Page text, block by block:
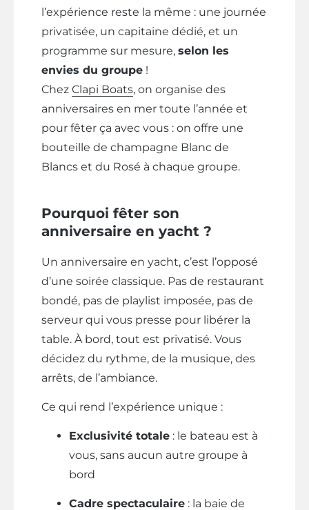
l’expérience reste la même : une journée
privatisée, un capitaine dédié, et un
programme sur mesure, selon les
envies du groupe !
Chez Clapi Boats, on organise des
anniversaires en mer toute l’année et
pour fêter ça avec vous : on offre une
bouteille de champagne Blanc de
Blancs et du Rosé à chaque groupe.
Pourquoi fêter son
anniversaire en yacht ?
Un anniversaire en yacht, c’est l’opposé
d’une soirée classique. Pas de restaurant
bondé, pas de playlist imposée, pas de
serveur qui vous presse pour libérer la
table. À bord, tout est privatisé. Vous
décidez du rythme, de la musique, des
arrêts, de l’ambiance.
Ce qui rend l’expérience unique :
Exclusivité totale : le bateau est à
vous, sans aucun autre groupe à
bord
Cadre spectaculaire : la baie de